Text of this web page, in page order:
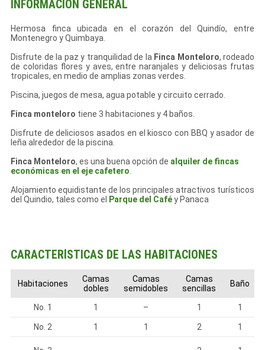
INFORMACIÓN GENERAL
Hermosa finca ubicada en el corazón del Quindío, entre
Montenegro y Quimbaya.
Disfrute de la paz y tranquilidad de la Finca Monteloro, rodeado
de coloridas flores y aves, entre naranjales y deliciosas frutas
tropicales, en medio de amplias zonas verdes.
Piscina, juegos de mesa, agua potable y circuito cerrado.
Finca monteloro tiene 3 habitaciones y 4 baños.
Disfrute de deliciosos asados en el kiosco con BBQ y asador de
leña alrededor de la piscina.
Finca Monteloro, es una buena opción de alquiler de fincas
económicas en el eje cafetero
Alojamiento equidistante de los principales atractivos turísticos
del Quindio, tales como el
Parque del Caféy Panaca
CARACTERÍSTICAS DE LAS HABITACIONES
Habitaciones
Camas
dobles
Camas
semidobles
Camas
sencillas
Baño
No. 1 1 – 1 1
No. 2 1 1 2 1